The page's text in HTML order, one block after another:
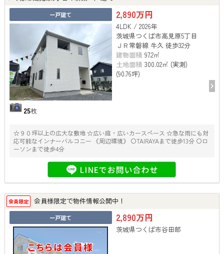
一戸建て
25枚
2,890万円
4LDK / 2026年
茨城県つくば市高見原5丁目
ＪＲ常磐線 牛久 徒歩32分
建物面積 97.2㎡
土地面積 300.02㎡ (実測)
(90.76坪)
☆９０坪以上の広大な敷地 ☆広い庭・広いカースペース ☆急な雨にも対
応可能なインナーバルコニー 《周辺環境》 〇TAIRAYAまで徒歩13分 〇ロ
ーソンまで徒歩4分
会員限定 会員様限定で物件情報公開中！
一戸建て 2,890万円
茨城県つくば市谷田部